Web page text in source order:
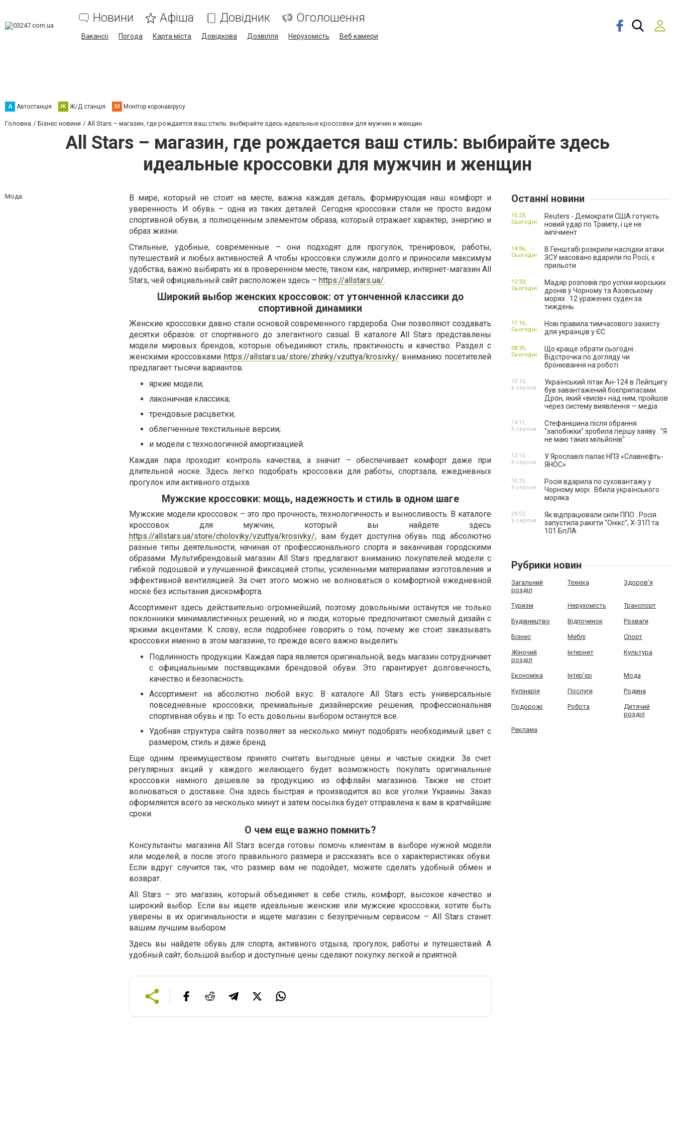
Новини Афіша Довідник Оголошення
Вакансії Погода Карта міста Довідкова Дозвілля Нерухомість Веб камери
А Автостанція Ж Ж/Д станція М Монітор коронавірусу
Головна Бізнес новини All Stars – магазин, где рождается ваш стиль: выбирайте здесь идеальные кроссовки для мужчин и женщин
All Stars – магазин, где рождается ваш стиль: выбирайте здесь
идеальные кроссовки для мужчин и женщин
Мода
В мире, который не стоит на месте, важна каждая деталь, формирующая наш комфорт и
уверенность. И обувь – одна из таких деталей. Сегодня кроссовки стали не просто видом
спортивной обуви, а полноценным элементом образа, который отражает характер, энергию и
образ жизни.
Стильные, удобные, современные – они подходят для прогулок, тренировок, работы,
путешествий и любых активностей. А чтобы кроссовки служили долго и приносили максимум
удобства, важно выбирать их в проверенном месте, таком как, например, интернет-магазин All
Stars, чей официальный сайт расположен здесь – https://allstars.ua/.
Широкий выбор женских кроссовок: от утонченной классики до
спортивной динамики
Женские кроссовки давно стали основой современного гардероба. Они позволяют создавать
десятки образов: от спортивного до элегантного casual. В каталоге All Stars представлены
модели мировых брендов, которые объединяют стиль, практичность и качество. Раздел с
женскими кроссовками https://allstars.ua/store/zhinky/vzuttya/krosivky/ вниманию посетителей
предлагает тысячи вариантов:
яркие модели;
лаконичная классика;
трендовые расцветки;
облегченные текстильные версии;
и модели с технологичной амортизацией.
Каждая пара проходит контроль качества, а значит – обеспечивает комфорт даже при
длительной носке. Здесь легко подобрать кроссовки для работы, спортзала, ежедневных
прогулок или активного отдыха.
Мужские кроссовки: мощь, надежность и стиль в одном шаге
Мужские модели кроссовок – это про прочность, технологичность и выносливость. В каталоге
кроссовок для мужчин, который вы найдете здесь
https://allstars.ua/store/choloviky/vzuttya/krosivky/, вам будет доступна обувь под абсолютно
разные типы деятельности, начиная от профессионального спорта и заканчивая городскими
образами. Мультибрендовый магазин All Stars предлагают вниманию покупателей модели с
гибкой подошвой и улучшенной фиксацией стопы, усиленными материалами изготовления и
эффективной вентиляцией. За счет этого можно не волноваться о комфортной ежедневной
носке без испытания дискомфорта.
Ассортимент здесь действительно огромнейший, поэтому довольными останутся не только
поклонники минималистичных решений, но и люди, которые предпочитают смелый дизайн с
яркими акцентами. К слову, если подробнее говорить о том, почему же стоит заказывать
кроссовки именно в этом магазине, то прежде всего важно выделить:
Подлинность продукции. Каждая пара является оригинальной, ведь магазин сотрудничает
с официальными поставщиками брендовой обуви. Это гарантирует долговечность,
качество и безопасность.
Ассортимент на абсолютно любой вкус. В каталоге All Stars есть универсальные
повседневные кроссовки, премиальные дизайнерские решения, профессиональная
спортивная обувь и пр. То есть довольны выбором останутся все.
Удобная структура сайта позволяет за несколько минут подобрать необходимый цвет с
размером, стиль и даже бренд.
Еще одним преимуществом принято считать выгодные цены и частые скидки. За счет
регулярных акций у каждого желающего будет возможность покупать оригинальные
кроссовки намного дешевле за продукцию из оффлайн магазинов. Также не стоит
волноваться о доставке. Она здесь быстрая и производится во все уголки Украины. Заказ
оформляется всего за несколько минут и затем посылка будет отправлена к вам в кратчайшие
сроки.
О чем еще важно помнить?
Консультанты магазина All Stars всегда готовы помочь клиентам в выборе нужной модели
или моделей, а после этого правильного размера и рассказать все о характеристиках обуви.
Если вдруг случится так, что размер вам не подойдет, можете сделать удобный обмен и
возврат.
All Stars – это магазин, который объединяет в себе стиль, комфорт, высокое качество и
широкий выбор. Если вы ищете идеальные женские или мужские кроссовки, хотите быть
уверены в их оригинальности и ищете магазин с безупречным сервисом – All Stars станет
вашим лучшим выбором.
Здесь вы найдете обувь для спорта, активного отдыха, прогулок, работы и путешествий. А
удобный сайт, большой выбор и доступные цены сделают покупку легкой и приятной.
Останні новини
Reuters - Демократи США готують
новий удар по Трампу, і це не
імпічмент
15:23,
Сьогодні
В Генштабі розкрили наслідки атаки .
ЗСУ масовано вдарили по Росії, є
прильоти
14:56,
Сьогодні
Мадяр розповів про успіхи морських
дронів у Чорному та Азовському
морях . 12 уражених суден за
тиждень
12:33,
Сьогодні
Нові правила тимчасового захисту
для українців у ЄС
11:16,
Сьогодні
Що краще обрати сьогодні .
Відстрочка по догляду чи
бронювання на роботі
08:35,
Сьогодні
Український літак Ан-124 в Лейпцигу
був завантажений боєприпасами.
Дрон, який «висів» над ним, пройшов
через систему виявлення — медіа
15:15,
6 серпня
Стефанішина після обрання
"запобіжки" зробила першу заяву . "Я
не маю таких мільйонів"
14:11,
6 серпня
У Ярославлі палає НПЗ «Славнєфть-
ЯНОС»
12:15,
6 серпня
Росія вдарила по суховантажу у
Чорному морі . Вбила українського
моряка
10:25,
6 серпня
Як відпрацювали сили ППО . Росія
запустила ракети "Онікс", Х-31П та
101 БпЛА
09:53,
6 серпня
Рубрики новин
Загальний
розділ
Техніка Здоров'я
Туризм Нерухомість Транспорт
Будівництво Відпочинок Розваги
Бізнес Меблі Спорт
Жіночий
розділ
Інтернет Культура
Економіка Інтер'єр Мода
Кулінарія Послуги Родина
Подорожі Робота
Дитячий
розділ
Реклама